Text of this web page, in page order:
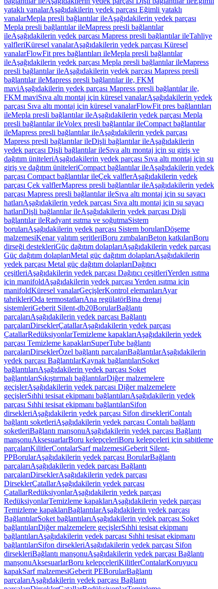
yataklı vanalarAşağıdakilerin yedek parçası Eğimli yataklı
vanalarMepla presli bağlantılar ileAşağıdakilerin yedek parçası
Mepla presli bağlantılar ileMapress presli bağlantılar
ileAşağıdakilerin yedek parçası Mapress presli bağlantılar ileTahliye
valfleriKüresel vanalarAşağıdakilerin yedek parçası Küresel
vanalarFlowFit pres bağlantıları ileMepla presli bağlantılar
ileAşağıdakilerin yedek parçası Mepla presli bağlantılar ileMapress
presli bağlantılar ileAşağıdakilerin yedek parçası Mapress presli
bağlantılar ileMapress presli bağlantılar ile, FKM
maviAşağıdakilerin yedek parçası Mapress presli bağlantılar ile,
FKM maviSıva altı montaj için küresel vanalarAşağıdakilerin yedek
parçası Sıva altı montaj için küresel vanalarFlowFit pres bağlantıları
ileMepla presli bağlantılar ileAşağıdakilerin yedek parçası Mepla
presli bağlantılar ileVolex presli bağlantılar ileCompact bağlantılar
ileMapress presli bağlantılar ileAşağıdakilerin yedek parçası
Mapress presli bağlantılar ileDişli bağlantılar ileAşağıdakilerin
yedek parçası Dişli bağlantılar ileSıva altı montaj için su giriş ve
dağıtım üniteleriAşağıdakilerin yedek parçası Sıva altı montaj için su
giriş ve dağıtım üniteleriCompact bağlantılar ileAşağıdakilerin yedek
parçası Compact bağlantılar ileÇek valflerAşağıdakilerin yedek
parçası Çek valflerMapress presli bağlantılar ileAşağıdakilerin yedek
parçası Mapress presli bağlantılar ileSıva altı montaj için su sayacı
hatlarıAşağıdakilerin yedek parçası Sıva altı montaj için su sayacı
hatlarıDişli bağlantılar ileAşağıdakilerin yedek parçası Dişli
bağlantılar ileRadyant ısıtma ve soğutmaSistem
borularıAşağıdakilerin yedek parçası Sistem borularıDöşeme
malzemesiKenar yalıtım şeritleriBoru zımbalarıBeton katkılarıBoru
dirseği destekleriGüç dağıtım dolaplarıAşağıdakilerin yedek parçası
Güç dağıtım dolaplarıMetal güç dağıtım dolaplarıAşağıdakilerin
yedek parçası Metal güç dağıtım dolaplarıDağıtıcı
çeşitleriAşağıdakilerin yedek parçası Dağıtıcı çeşitleriYerden ısıtma
için manifoldAşağıdakilerin yedek parçası Yerden ısıtma için
manifoldKüresel vanalarGeçişlerKontrol elemanlarıAyar
tahrikleriOda termostatlarıAna regülatörBina drenaj
sistemleriGeberit Silent-db20BorularBağlantı
parçalarıAşağıdakilerin yedek parçası Bağlantı
parçalarıDirseklerÇatallarAşağıdakilerin yedek parçası
ÇatallarRedüksiyonlarTemizleme kapaklarıAşağıdakilerin yedek
parçası Temizleme kapaklarıSuperTube bağlantı
parçalarıDirseklerÖzel bağlantı parçalarıBağlantılarAşağıdakilerin
yedek parçası BağlantılarKaynak bağlantılarıSoket
bağlantılarıAşağıdakilerin yedek parçası Soket
bağlantılarıSıkıştırmalı bağlantılarDiğer malzemelere
geçişlerAşağıdakilerin yedek parçası Diğer malzemelere
geçişlerSıhhi tesisat ekipmanı bağlantılarıAşağıdakilerin yedek
parçası Sıhhi tesisat ekipmanı bağlantılarıSifon
dirsekleriAşağıdakilerin yedek parçası Sifon dirsekleriContalı
bağlantı soketleriAşağıdakilerin yedek parçası Contalı bağlantı
soketleriBağlantı manşonuAşağıdakilerin yedek parçası Bağlantı
manşonuAksesuarlarBoru kelepçeleriBoru kelepçeleri için sabitleme
parçalarıKilitlerContalarSarf malzemesiGeberit Silent-
PPBorularAşağıdakilerin yedek parçası BorularBağlantı
parçalarıAşağıdakilerin yedek parçası Bağlantı
parçalarıDirseklerAşağıdakilerin yedek parçası
DirseklerÇatallarAşağıdakilerin yedek parçası
ÇatallarRedüksiyonlarAşağıdakilerin yedek parçası
RedüksiyonlarTemizleme kapaklarıAşağıdakilerin yedek parçası
Temizleme kapaklarıBağlantılarAşağıdakilerin yedek parçası
BağlantılarSoket bağlantılarıAşağıdakilerin yedek parçası Soket
bağlantılarıDiğer malzemelere geçişlerSıhhi tesisat ekipmanı
bağlantılarıAşağıdakilerin yedek parçası Sıhhi tesisat ekipmanı
bağlantılarıSifon dirsekleriAşağıdakilerin yedek parçası Sifon
dirsekleriBağlantı manşonuAşağıdakilerin yedek parçası Bağlantı
manşonuAksesuarlarBoru kelepçeleriKilitlerContalarKoruyucu
kapakSarf malzemesiGeberit PEBorularBağlantı
parçalarıAşağıdakilerin yedek parçası Bağlantı